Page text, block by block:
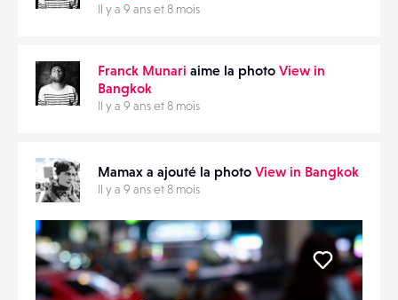
Il y a 9 ans et 8 mois
Franck Munari aime la photo View in
Bangkok
Il y a 9 ans et 8 mois
Mamax a ajouté la photo View in Bangkok
Il y a 9 ans et 8 mois
Liker